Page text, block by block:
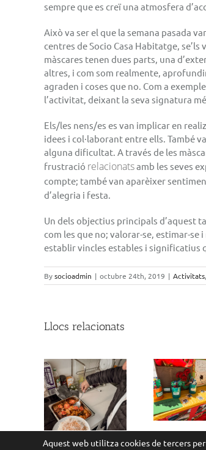
sempre que es creï una atmosfera
Això va ser el que la semana pasada
centres deSocio Casa Habitatge,
màscares tenen dues parts, una
altres, i com som realmente,
agraden i coses que no. Com a
l’activitat, deixant la seva signatura
Els/les nens/es es van implicar en
idees i col·laborant entre ells. També
alguna dificultat. A través de les
frustració relacionatsamb les seves
compte; també van aparèixer
d’alegria i festa.
Un dels objectius principals d’aquest
com les que no; valorar-se, estimar-se
establir vincles estables i significatius
Bysocioadmin | octubre 24th, 2019 | Activitats,
Llocs relacionats
Moments que
parlen per si
sols…
Aquest web utilitza cookies de tercers